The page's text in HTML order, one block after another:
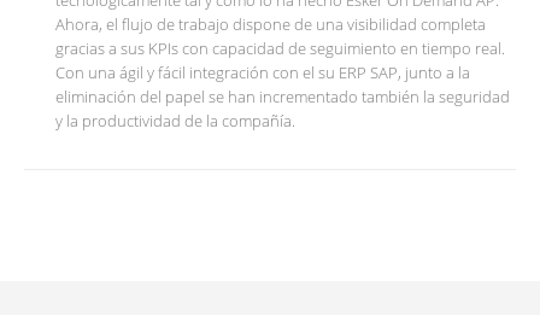
Ahora, el flujo de trabajo dispone de una visibilidad completa
gracias a sus KPIs con capacidad de seguimiento en tiempo real.
Con una ágil y fácil integración con el su ERP SAP, junto a la
eliminación del papel se han incrementado también la seguridad
y la productividad de la compañía.